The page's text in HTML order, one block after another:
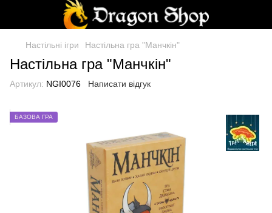
Настільні ігри Настільна гра "Манчкін"
Настільна гра "Манчкін"
Артикул: NGI0076 Написати відгук
БАЗОВА ГРА